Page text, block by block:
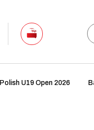
Polish U19 Open 2026